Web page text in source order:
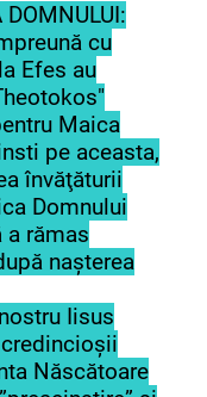
DOMNULUI:
cu
Efes au
Maica
pe aceasta,
învăţăturii
Domnului
a rămas
nașterea
Iisus
Născătoare